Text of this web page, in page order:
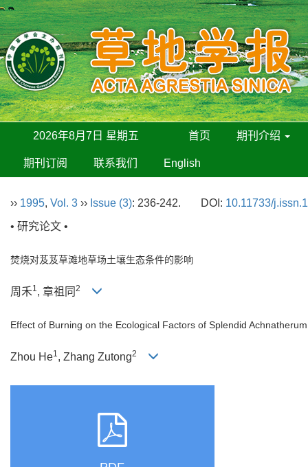
2026年8月7日 星期五 首页 期刊介绍
期刊订阅 联系我们 English
›› 1995, Vol. 3 ›› Issue (3): 236-242. DOI: 10.11733/
• 研究论文 •
焚烧对芨芨草滩地草场土壤生态条件的影响
周禾1, 章祖同 2
Effect of Burning on the Ecological Factors of Splendid
Zhou He1, Zhang Zutong2